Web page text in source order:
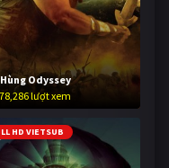
Odyssey
lượt xem
HD VIETSUB